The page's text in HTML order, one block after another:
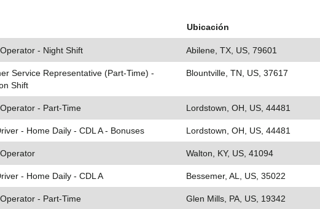
Ubicación
- Night Shift Abilene, TX, US, 79601
Service Representative (Part-Time) -
Shift
Blountville, TN, US, 37617
- Part-Time Lordstown, OH, US, 44481
- Home Daily - CDL A - Bonuses Lordstown, OH, US, 44481
Walton, KY, US, 41094
- Home Daily - CDL A Bessemer, AL, US, 35022
- Part-Time Glen Mills, PA, US, 19342